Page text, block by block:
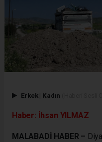
Erkek | Kadın
Haber: İhsan YILMAZ
MALABADİ HABER –